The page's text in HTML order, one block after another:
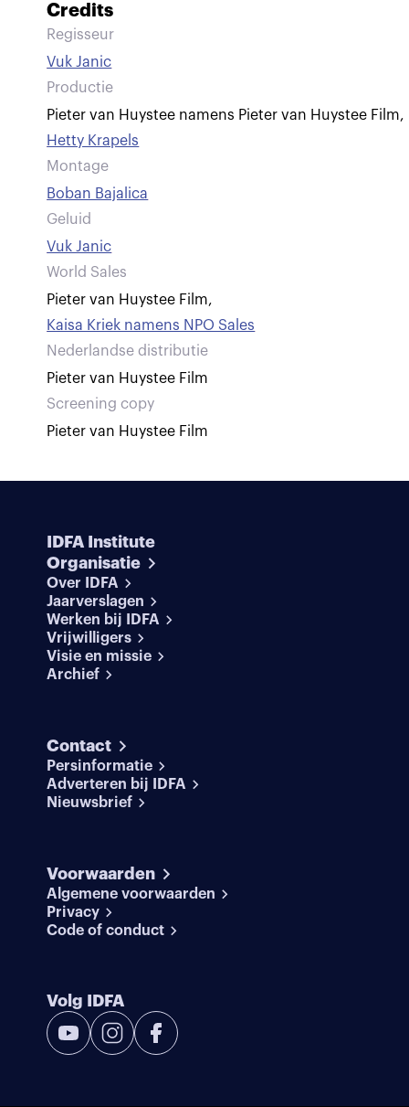
Credits
Regisseur
Vuk Janic
Productie
Pieter van Huystee namens Pieter van Huystee Film,
Hetty Krapels
Montage
Boban Bajalica
Geluid
Vuk Janic
World Sales
Pieter van Huystee Film,
Kaisa Kriek namens NPO Sales
Nederlandse distributie
Pieter van Huystee Film
Screening copy
Pieter van Huystee Film
IDFA Institute
Organisatie
Over IDFA
Jaarverslagen
Werken bij IDFA
Vrijwilligers
Visie en missie
Archief
Contact
Persinformatie
Adverteren bij IDFA
Nieuwsbrief
Voorwaarden
Algemene voorwaarden
Privacy
Code of conduct
Volg IDFA